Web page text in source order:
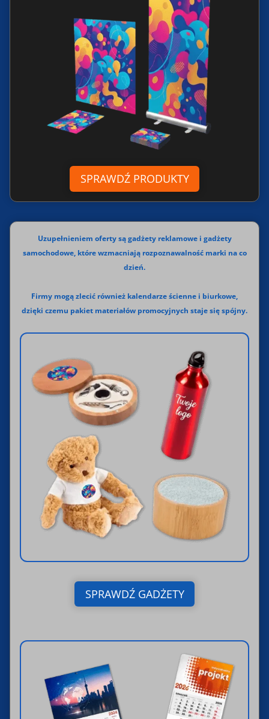
SPRAWDŹ PRODUKTY
Uzupełnieniem oferty są gadżety reklamowe i gadżety
samochodowe, które wzmacniają rozpoznawalność marki na co
dzień.
Firmy mogą zlecić również kalendarze ścienne i biurkowe,
dzięki czemu pakiet materiałów promocyjnych staje się spójny.
SPRAWDŹ GADŻETY